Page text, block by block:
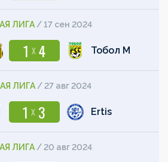
ЛИГА /17 сен 2024
1 X 4 Тобол М
ЛИГА / 27 авг 2024
1 X 3 Ertis
ЛИГА / 20 авг 2024